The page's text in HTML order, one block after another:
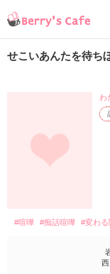
せこいあんたを待ち
わ
#喧嘩 #痴話喧嘩 #変わる